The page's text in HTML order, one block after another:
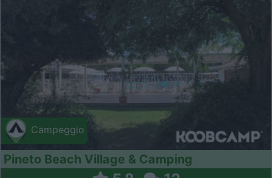
Campeggio
Pineto Beach Village & Camping